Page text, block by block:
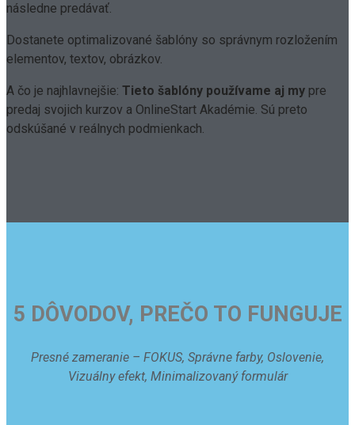
následne predávať.
Dostanete optimalizované šablóny so správnym rozložením
elementov, textov, obrázkov.
A čo je najhlavnejšie: Tieto šablóny používame aj my pre
predaj svojich kurzov a OnlineStart Akadémie. Sú preto
odskúšané v reálnych podmienkach.
5 DÔVODOV, PREČO TO FUNGUJE
Presné zameranie – FOKUS, Správne farby, Oslovenie,
Vizuálny efekt, Minimalizovaný formulár